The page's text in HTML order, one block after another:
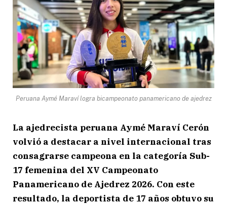
Peruana Aymé Maraví logra bicampeonato panamericano de ajedrez
La ajedrecista peruana Aymé Maraví Cerón
volvió a destacar a nivel internacional tras
consagrarse campeona en la categoría Sub-
17 femenina del XV Campeonato
Panamericano de Ajedrez 2026. Con este
resultado, la deportista de 17 años obtuvo su